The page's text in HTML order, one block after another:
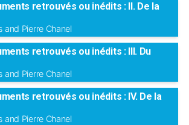
retrouvés ou inédits : II. De la
and Pierre Chanel
retrouvés ou inédits : III. Du
and Pierre Chanel
retrouvés ou inédits : IV. De la
and Pierre Chanel